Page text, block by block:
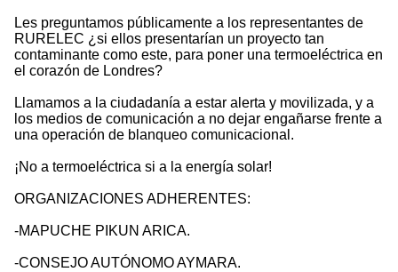
Les preguntamos públicamente a los representantes de
RURELEC ¿si ellos presentarían un proyecto tan
contaminante como este, para poner una termoeléctrica en
el corazón de Londres?
Llamamos a la ciudadanía a estar alerta y movilizada, y a
los medios de comunicación a no dejar engañarse frente a
una operación de blanqueo comunicacional.
¡No a termoeléctrica si a la energía solar!
ORGANIZACIONES ADHERENTES:
-MAPUCHE PIKUN ARICA.
-CONSEJO AUTÓNOMO AYMARA.